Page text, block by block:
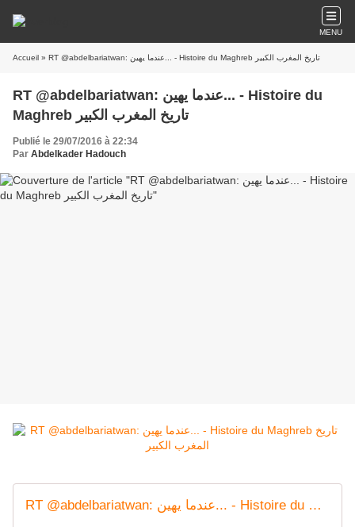
MENU
Accueil » RT @abdelbariatwan: عندما يهين... - Histoire du Maghreb تاريخ المغرب الكبير
RT @abdelbariatwan: عندما يهين... - Histoire du
Maghreb تاريخ المغرب الكبير
Publié le 29/07/2016 à 22:34
Par Abdelkader Hadouch
RT @abdelbariatwan: عندما يهين... - Histoire du Maghreb تاريخ المغرب الكبير